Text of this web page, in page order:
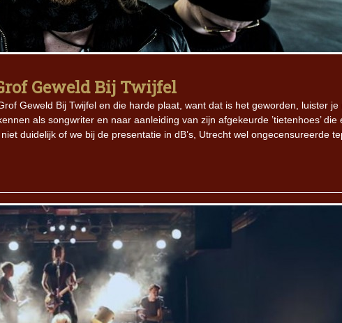
Geweld Bij Twijfel
Geweld Bij Twijfel en die harde plaat, want dat is het geworden, luister je
als songwriter en naar aanleiding van zijn afgekeurde ’tietenhoes’ die
duidelijk of we bij de presentatie in dB’s, Utrecht wel ongecensureerde